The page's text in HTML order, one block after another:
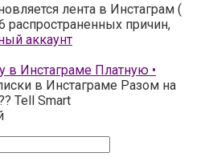
лента в Инстаграм (
причин,
в Инстаграме Платную •
в Инстаграме Разом на
Tell Smart